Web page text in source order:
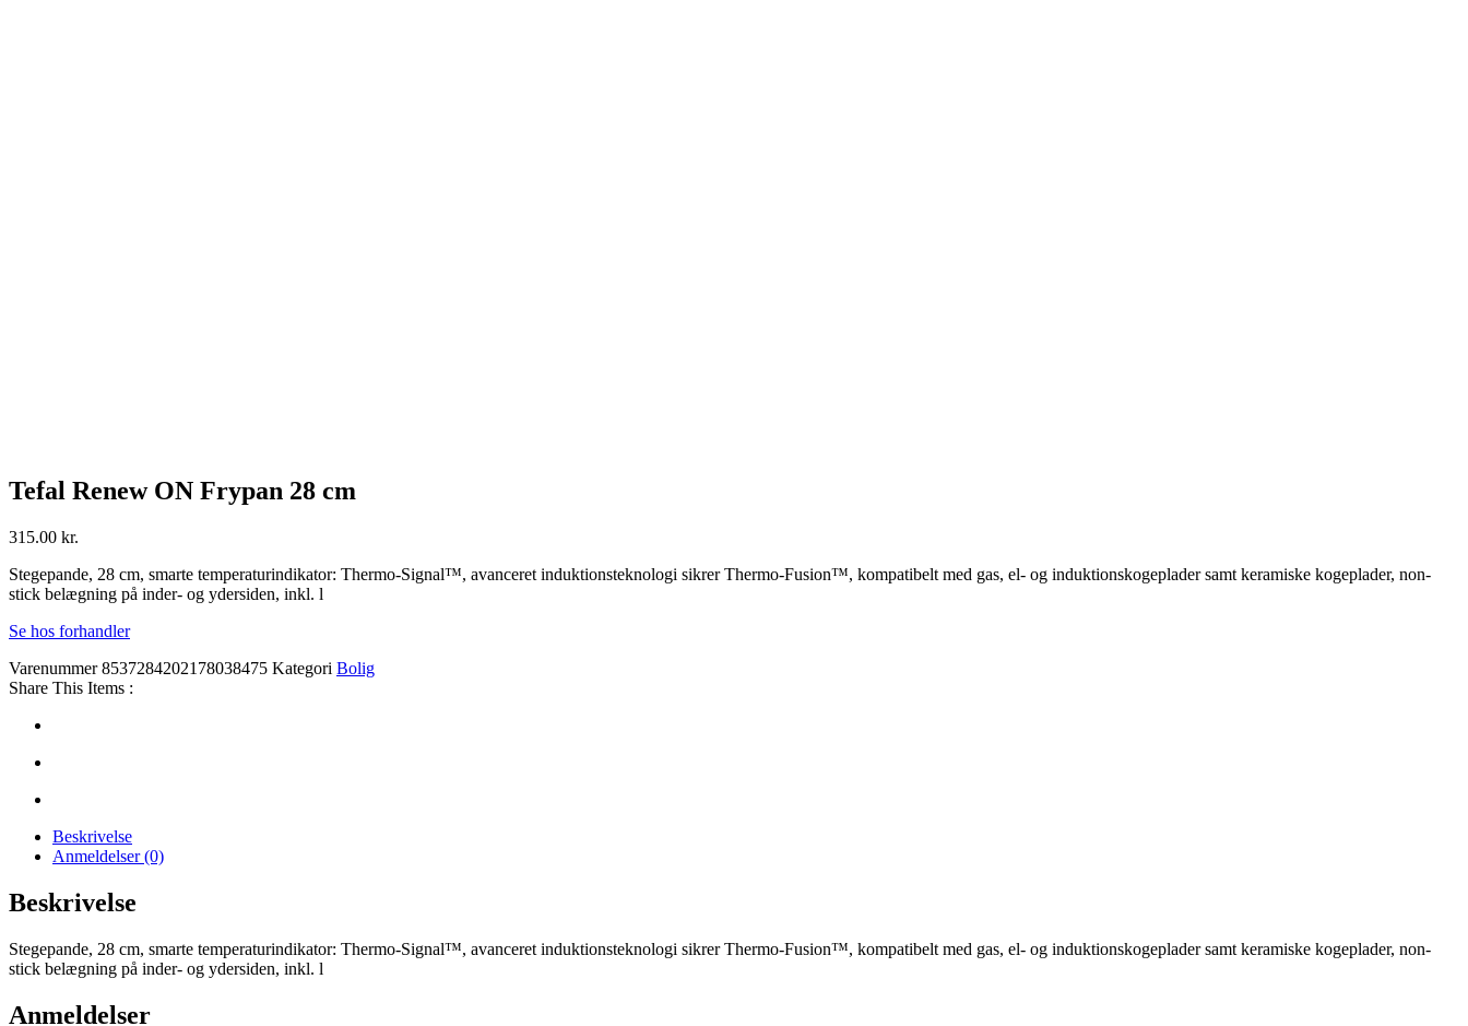
Tefal Renew ON Frypan 28 cm
315.00 kr.
Stegepande, 28 cm, smarte temperaturindikator: Thermo-Signal™, avanceret induktionsteknologi sikrer Thermo-Fusion™, kompatibelt med gas, el- og induktionskogeplader samt keramiske kogeplader, non-
stick belægning på inder- og ydersiden, inkl. l
Se hos forhandler
Varenummer8537284202178038475 Kategori Bolig
Share This Items :
Beskrivelse
Anmeldelser (0)
Beskrivelse
Stegepande, 28 cm, smarte temperaturindikator: Thermo-Signal™, avanceret induktionsteknologi sikrer Thermo-Fusion™, kompatibelt med gas, el- og induktionskogeplader samt keramiske kogeplader, non-
stick belægning på inder- og ydersiden, inkl. l
Anmeldelser